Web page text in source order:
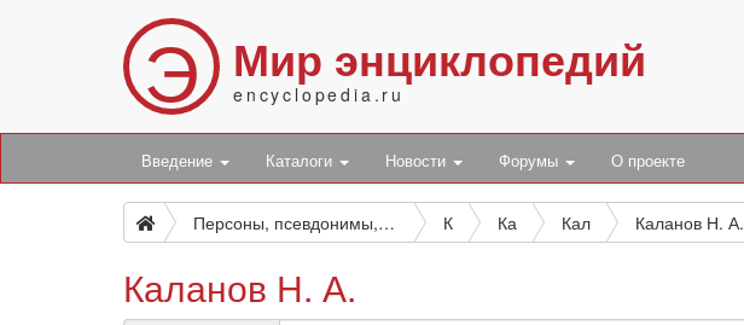
Э Мир энциклопедий
encyclopedia.ru
Введение Каталоги Новости Форумы О проекте
Персоны, псевдонимы, персонажи и боты К Ка Кал Каланов Н. А.
Каланов Н. А.